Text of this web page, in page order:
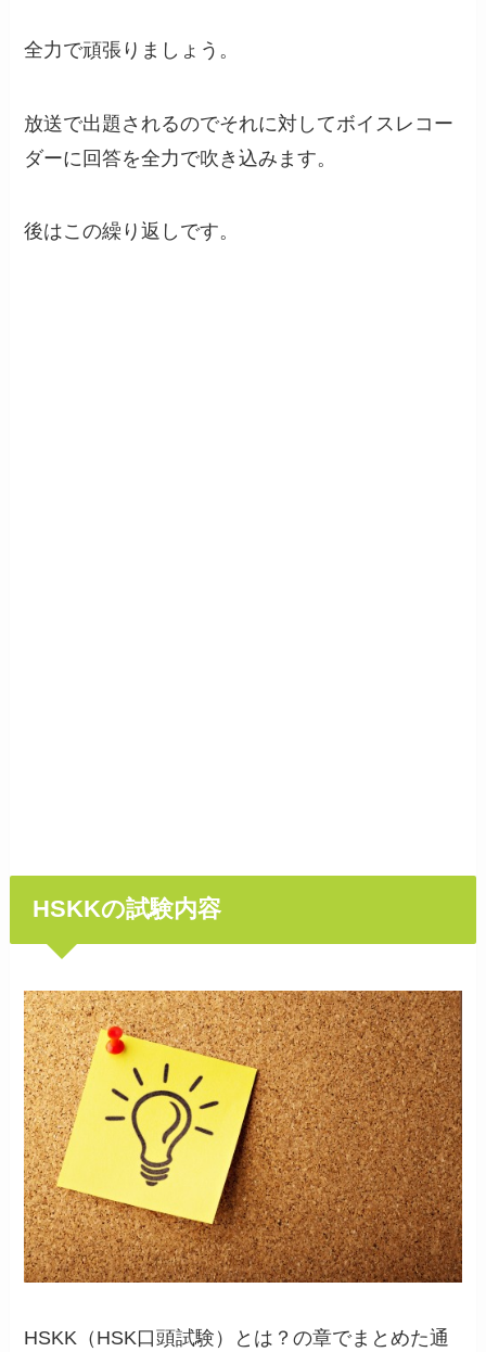
全力で頑張りましょう。
放送で出題されるのでそれに対してボイスレコー
ダーに回答を全力で吹き込みます。
後はこの繰り返しです。
HSKKの試験内容
HSKK（HSK口頭試験）とは？の章でまとめた通